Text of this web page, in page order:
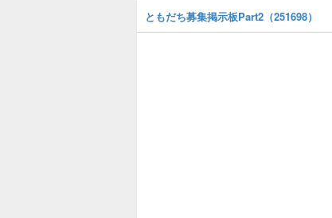
ともだち募集掲示板Part2（251698）